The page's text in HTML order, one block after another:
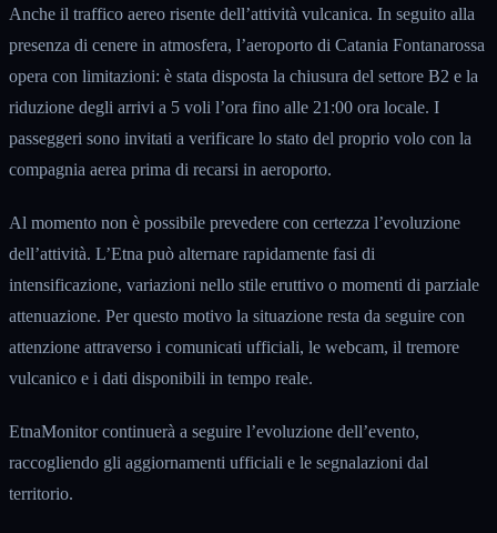
Anche il traffico aereo risente dell’attività vulcanica. In seguito alla
presenza di cenere in atmosfera, l’aeroporto di Catania Fontanarossa
opera con limitazioni: è stata disposta la chiusura del settore B2 e la
riduzione degli arrivi a 5 voli l’ora fino alle 21:00 ora locale. I
passeggeri sono invitati a verificare lo stato del proprio volo con la
compagnia aerea prima di recarsi in aeroporto.
Al momento non è possibile prevedere con certezza l’evoluzione
dell’attività. L’Etna può alternare rapidamente fasi di
intensificazione, variazioni nello stile eruttivo o momenti di parziale
attenuazione. Per questo motivo la situazione resta da seguire con
attenzione attraverso i comunicati ufficiali, le webcam, il tremore
vulcanico e i dati disponibili in tempo reale.
EtnaMonitor continuerà a seguire l’evoluzione dell’evento,
raccogliendo gli aggiornamenti ufficiali e le segnalazioni dal
territorio.